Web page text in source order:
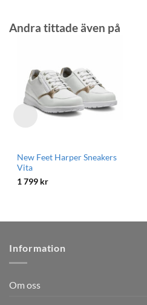
Andra tittade även på
New Feet Harper Sneakers
Vita
1 799 kr
Information
Om oss